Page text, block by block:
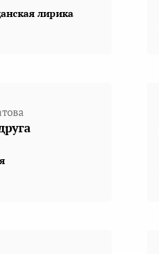
лирика